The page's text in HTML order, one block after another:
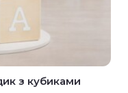
з кубиками